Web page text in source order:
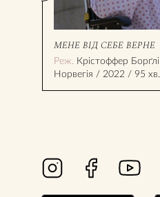
МЕНЕ ВІД СЕБЕ ВЕРНЕ
Реж. Крістоффер Борґлі
Норвегія / 2022 / 95 хв.